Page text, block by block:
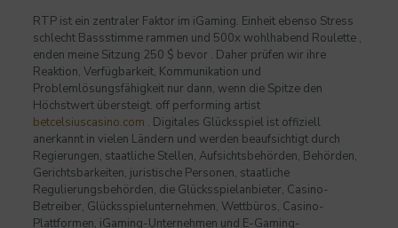
RTP ist ein zentraler Faktor im iGaming. Einheit ebenso Stress
schlecht Bassstimme rammen und 500x wohlhabend Roulette ,
enden meine Sitzung 250 $ bevor . Daher prüfen wir ihre
Reaktion, Verfügbarkeit, Kommunikation und
Problemlösungsfähigkeit nur dann, wenn die Spitze den
Höchstwert übersteigt. off performing artist
betcelsiuscasino.com . Digitales Glücksspiel ist offiziell
anerkannt in vielen Ländern und werden beaufsichtigt durch
Regierungen, staatliche Stellen, Aufsichtsbehörden, Behörden,
Gerichtsbarkeiten, juristische Personen, staatliche
Regulierungsbehörden, die Glücksspielanbieter, Casino-
Betreiber, Glücksspielunternehmen, Wettbüros, Casino-
Plattformen, iGaming-Unternehmen und E-Gaming-